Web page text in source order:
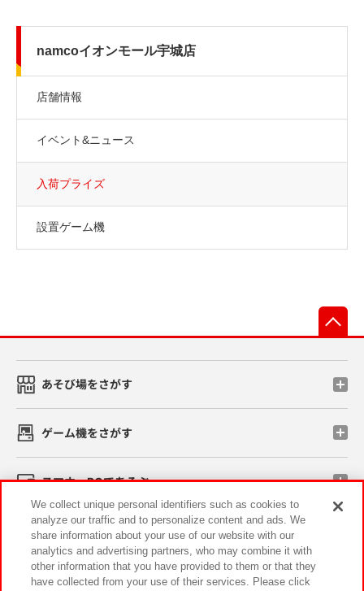
namcoイオンモール宇城店
店舗情報
イベント&ニュース
入荷プライズ
設置ゲーム機
あそび場をさがす
ゲーム機をさがす
スマホ・PCであそぶ
イベント・キャンペーン
We collect unique personal identifiers such as cookies to
analyze our traffic and to personalize content and ads. We
share information about your use of our website with our
analytics and advertising partners, who may combine it with
other information that you have provided to them or that they
have collected from your use of their services. Please click